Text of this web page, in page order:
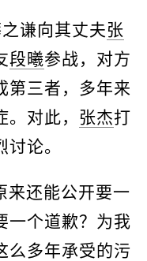
谦向其丈夫张
段曦参战，对方
第三者，多年来
对此， 张杰打
论。
来还能公开要一
一个道歉？为我
么多年承受的污